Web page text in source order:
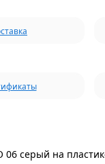
серый на